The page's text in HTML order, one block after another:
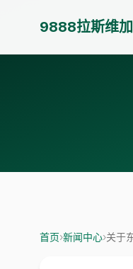
9888拉斯维
首页›新闻中心›关于